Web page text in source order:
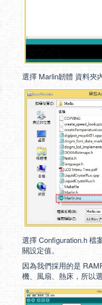
選擇 Marlin韌體 資料夾
選擇 Configuration.h 檔
關設定值。
因為我們採用的是
機、風扇、熱床，所以